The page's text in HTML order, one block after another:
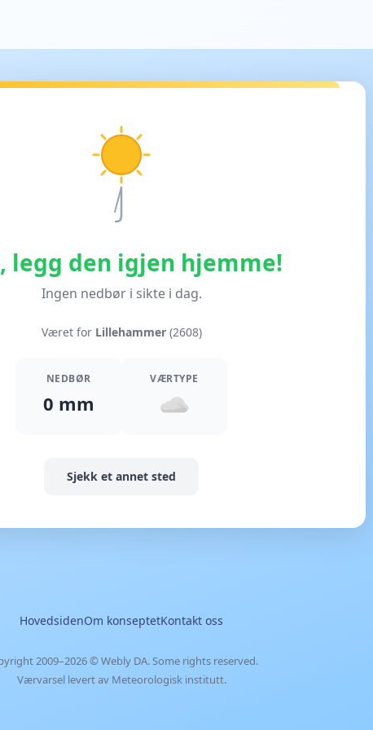
legg den igjen hjemme!
Ingen nedbør i sikte i dag.
Været for Lillehammer(2608)
NEDBØR
0 mm
VÆRTYPE
Sjekk et annet sted
HovedsidenOm konseptetKontakt oss
2009–2026 © Webly DA. Some rights reserved.
Værvarsel levert av Meteorologisk institutt.